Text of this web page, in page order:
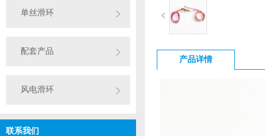
单丝滑环
配套产品
风电滑环
联系我们
产品详情